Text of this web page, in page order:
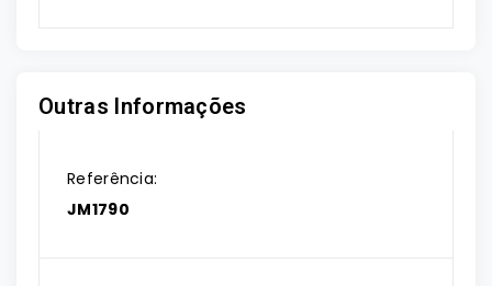
Outras Informações
Referência:
JM1790